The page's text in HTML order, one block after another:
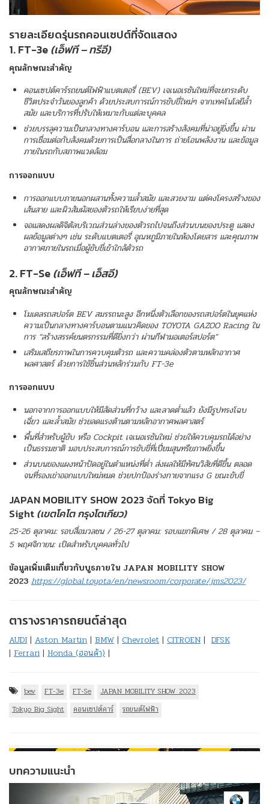
รายละเอียดรุ่นรถคอนเซปต์ที่จัดแสดง
1. FT-3e(เอ็ฟที – ทรีอี)
คุณลักษณะสำคัญ
คอนเซปต์คาร์รถยนต์ไฟฟ้าแบตเตอรี่ (BEV) เจเนอเรชันใหม่ที่จะยกระดับ
ชีวิตประจำวันของลูกค้า ด้วยประสบการณ์การขับขี่ใหม่ๆ จากเทคโนโลยีล้ำ
สมัย และบริการที่ปรับให้เหมาะกับแต่ละบุคคล
ช่วยบรรลุความเป็นกลางทางคาร์บอน และการสร้างสังคมที่น่าอยู่ยิ่งขึ้น ผ่าน
การเชื่อมต่อกับสังคมด้วยการเป็นสื่อกลางในการ ถ่ายโอนพลังงาน และข้อมูล
ภายในรถกับสภาพแวดล้อม
การออกแบบ
การออกแบบภายนอกผสานทั้งความล้ำสมัย และสวยงาม แต่คงโครงสร้างของ
เส้นสาย และผิวสัมผัสของตัวรถให้เรียบง่ายที่สุด
จอแสดงผลดิจิตัลบริเวณส่วนล่างของตัวรถไปจนถึงส่วนบนของประตู แสดง
ผลข้อมูลต่างๆ เช่น ระดับแบตเตอรี่ อุณหภูมิภายในห้องโดยสาร และคุณภาพ
อากาศภายในรถเมื่อผู้ขับขี่เข้าใกล้ตัวรถ
2. FT-Se(เอ็ฟที – เอ็สอี)
คุณลักษณะสำคัญ
โมเดลรถสปอร์ตBEV สมรรถนะสูง อีกหนึ่งตัวเลือกของรถสปอร์ตในยุคแห่ง
ความเป็นกลางทางคาร์บอนตามแนวคิดของ TOYOTA GAZOO Racing ใน
การ “สร้างสรรค์ยนตรกรรมที่ดียิ่งกว่า ผ่านกีฬามอเตอร์สปอร์ต”
เสริมเสถียรภาพในการควบคุมตัวรถ และความคล่องตัวตามหลักอากาศ
พลศาสตร์ ด้วยการใช้ชิ้นส่วนหลักร่วมกับFT-3e
การออกแบบ
นอกจากการออกแบบให้มีสัดส่วนที่กว้าง และลาดต่ำแล้ว ยังมีรูปทรงโฉบ
เฉี่ยว และล้ำสมัย ช่วยลดแรงต้านตามหลักอากาศพลศาสตร์
พื้นที่สำหรับผู้ขับ หรือ Cockpit เจเนอเรชันใหม่ ช่วยให้ควบคุมรถได้อย่าง
เป็นธรรมชาติ มอบประสบการณ์การขับขี่ที่เปี่ยมสุนทรียภาพยิ่งขึ้น
ส่วนบนของแผงหน้าปัดอยู่ในตำแหน่งที่ต่ำ ส่งผลให้มีทัศนวิสัยที่ดีขึ้น ตลอด
จนที่รองเข่าออกแบบใหม่หมด ช่วยปกป้องร่างกายจากแรง G ขณะขับขี่
JAPAN MOBILITY SHOW 2023 จัดที่ Tokyo Big
Sight (เขตโคโต กรุงโตเกียว)
25-26 ตุลาคม: รอบสื่อมวลชน / 26-27 ตุลาคม: รอบแขกพิเศษ / 28 ตุลาคม –
5 พฤศจิกายน: เปิดสำหรับบุคคลทั่วไป
ข้อมูลเพิ่มเติมเกี่ยวกับบูธภายใน JAPAN MOBILITY SHOW
2023 https://global.toyota/en/newsroom/corporate/jms2023/
ตารางราคารถยนต์ล่าสุด
AUDI | Aston Martin | BMW | Chevrolet | CITROEN | DFSK
| Ferrari | Honda (ฮอนด้า) |
bev FT-3e FT-Se
JAPAN MOBILITY SHOW 2023
Tokyo Big Sight
คอนเซปต์คาร์ รถยนต์ไฟฟ้า
บทความแนะนำ